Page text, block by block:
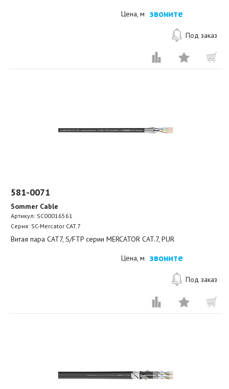
Цена, м звоните
Под заказ
581-0071
Sommer Cable
Артикул: SC00016561
Серия: SC-Mercator CAT.7
Витая пара CAT7, S/FTP серии MERCATOR CAT.7, PUR
Цена, м звоните
Под заказ